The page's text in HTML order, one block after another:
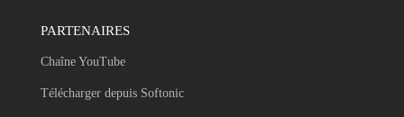
PARTENAIRES
Chaîne YouTube
Télécharger depuis Softonic